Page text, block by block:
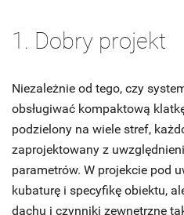
1. Dobry projekt
Niezależnie od tego, czy
obsługiwać kompaktową
podzielony na wiele stref,
zaprojektowany z
parametrów. W projekcie pod
kubaturę i specyfikę obiektu,
dachu i czynniki zewnętrzne